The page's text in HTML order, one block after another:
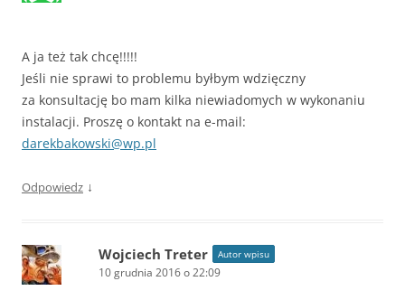
A ja też tak chcę!!!!!
Jeśli nie sprawi to problemu byłbym wdzięczny
za konsultację bo mam kilka niewiadomych w wykonaniu
instalacji. Proszę o kontakt na e-mail:
darekbakowski@wp.pl
Odpowiedz ↓
Wojciech Treter Autor wpisu
10 grudnia 2016 o 22:09